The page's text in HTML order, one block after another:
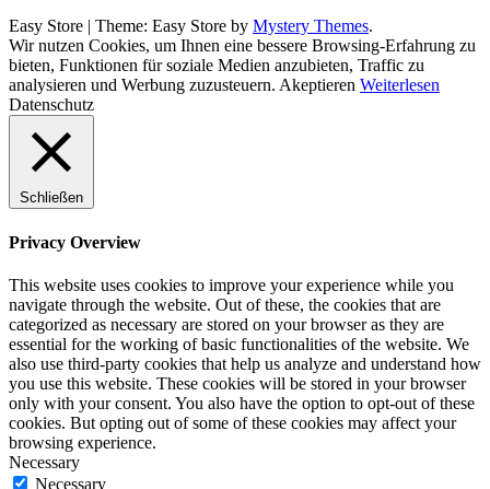
Easy Store | Theme: Easy Store by Mystery Themes.
Wir nutzen Cookies, um Ihnen eine bessere Browsing-Erfahrung zu
bieten, Funktionen für soziale Medien anzubieten, Traffic zu
analysieren und Werbung zuzusteuern. Akeptieren Weiterlesen
Datenschutz
Schließen
Privacy Overview
This website uses cookies to improve your experience while you
navigate through the website. Out of these, the cookies that are
categorized as necessary are stored on your browser as they are
essential for the working of basic functionalities of the website. We
also use third-party cookies that help us analyze and understand how
you use this website. These cookies will be stored in your browser
only with your consent. You also have the option to opt-out of these
cookies. But opting out of some of these cookies may affect your
browsing experience.
Necessary
Necessary